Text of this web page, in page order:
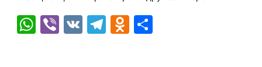
WhatsApp
Viber
VK Telegram
Odnoklassniki